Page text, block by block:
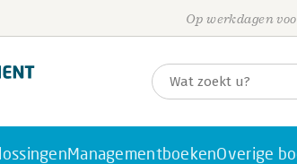
Op werkdagen
ManagementboekenOverige